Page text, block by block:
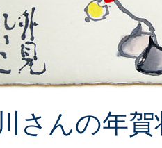
さんの年